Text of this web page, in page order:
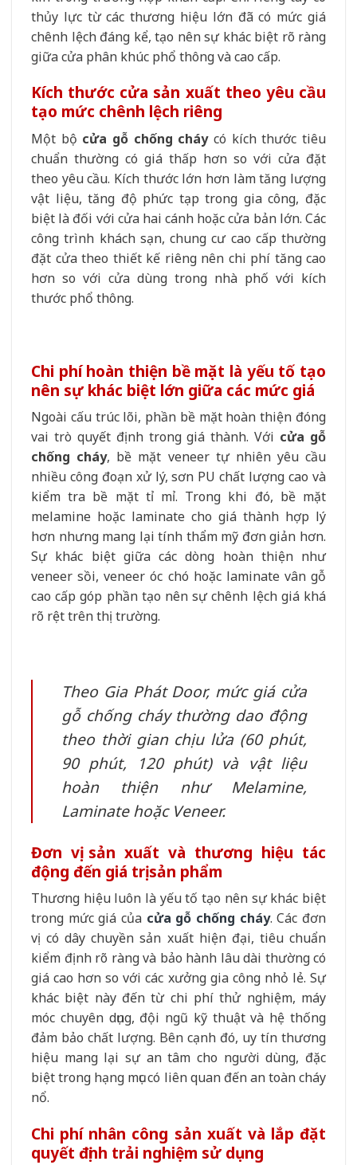
thủy lực từ các thương hiệu lớn đã có mức giá
chênh lệch đáng kể, tạo nên sự khác biệt rõ ràng
giữa cửa phân khúc phổ thông và cao cấp.
Kích thước cửa sản xuất theo yêu cầu
tạo mức chênh lệch riêng
Một bộ cửa gỗ chống cháycó kích thước tiêu
chuẩn thường có giá thấp hơn so với cửa đặt
theo yêu cầu. Kích thước lớn hơn làm tăng lượng
vật liệu, tăng độ phức tạp trong gia công, đặc
biệt là đối với cửa hai cánh hoặc cửa bản lớn. Các
công trình khách sạn, chung cư cao cấp thường
đặt cửa theo thiết kế riêng nên chi phí tăng cao
hơn so với cửa dùng trong nhà phố với kích
thước phổ thông.
Chi phí hoàn thiện bề mặt là yếu tố tạo
nên sự khác biệt lớn giữa các mức giá
Ngoài cấu trúc lõi, phần bề mặt hoàn thiện đóng
vai trò quyết định trong giá thành. Với cửa gỗ
chống cháy, bề mặt veneer tự nhiên yêu cầu
nhiều công đoạn xử lý, sơn PU chất lượng cao và
kiểm tra bề mặt tỉ mỉ. Trong khi đó, bề mặt
melamine hoặc laminate cho giá thành hợp lý
hơn nhưng mang lại tính thẩm mỹ đơn giản hơn.
Sự khác biệt giữa các dòng hoàn thiện như
veneer sồi, veneer óc chó hoặc laminate vân gỗ
cao cấp góp phần tạo nên sự chênh lệch giá khá
rõ rệt trên thị trường.
Theo Gia Phát Door, mức giá cửa
gỗ chống cháy thường dao động
theo thời gian chịu lửa (60 phút,
90 phút, 120 phút) và vật liệu
hoàn thiện như Melamine,
Laminate hoặc Veneer.
Đơn vị sản xuất và thương hiệu tác
động đến giá trị sản phẩm
Thương hiệu luôn là yếu tố tạo nên sự khác biệt
trong mức giá của cửa gỗ chống cháy. Các đơn
vị có dây chuyền sản xuất hiện đại, tiêu chuẩn
kiểm định rõ ràng và bảo hành lâu dài thường có
giá cao hơn so với các xưởng gia công nhỏ lẻ. Sự
khác biệt này đến từ chi phí thử nghiệm, máy
móc chuyên dụng, đội ngũ kỹ thuật và hệ thống
đảm bảo chất lượng. Bên cạnh đó, uy tín thương
hiệu mang lại sự an tâm cho người dùng, đặc
biệt trong hạng mục có liên quan đến an toàn cháy
nổ.
Chi phí nhân công sản xuất và lắp đặt
quyết định trải nghiệm sử dụng